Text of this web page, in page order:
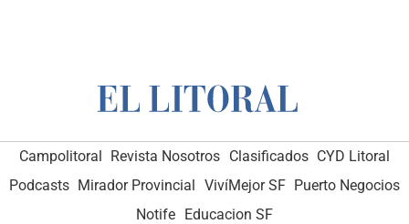
Campolitoral Revista Nosotros Clasificados CYD Litoral
Podcasts Mirador Provincial VivíMejor SF Puerto Negocios
Notife Educacion SF